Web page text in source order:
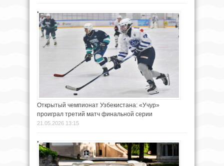
Открытый чемпионат Узбекистана: «Учур»
проиграл третий матч финальной серии
21.05.2026 13:15